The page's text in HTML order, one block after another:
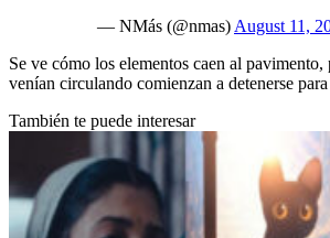
— NMás (@nmas) August 11,
Se ve cómo los elementos caen al
venían circulando comienzan a detenerse
También te puede interesar